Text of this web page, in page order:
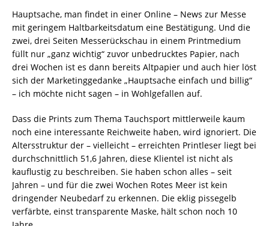
Hauptsache, man findet in einer Online – News zur Messe
mit geringem Haltbarkeitsdatum eine Bestätigung. Und die
zwei, drei Seiten Messerückschau in einem Printmedium
füllt nur „ganz wichtig“ zuvor unbedrucktes Papier, nach
drei Wochen ist es dann bereits Altpapier und auch hier löst
sich der Marketinggedanke „Hauptsache einfach und billig“
– ich möchte nicht sagen – in Wohlgefallen auf.
Dass die Prints zum Thema Tauchsport mittlerweile kaum
noch eine interessante Reichweite haben, wird ignoriert. Die
Altersstruktur der – vielleicht – erreichten Printleser liegt bei
durchschnittlich 51,6 Jahren, diese Klientel ist nicht als
kauflustig zu beschreiben. Sie haben schon alles – seit
Jahren – und für die zwei Wochen Rotes Meer ist kein
dringender Neubedarf zu erkennen. Die eklig pissegelb
verfärbte, einst transparente Maske, hält schon noch 10